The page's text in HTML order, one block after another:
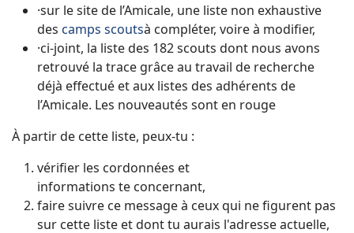
·sur le site de l’Amicale, une liste non exhaustive
des camps scoutsà compléter, voire à modifier,
·ci-joint, la liste des 182 scouts dont nous avons
retrouvé la trace grâce au travail de recherche
déjà effectué et aux listes des adhérents de
l’Amicale. Les nouveautés sont en rouge
À partir de cette liste, peux-tu :
vérifier les cordonnées et
informations te concernant,
faire suivre ce message à ceux qui ne figurent pas
sur cette liste et dont tu aurais l'adresse actuelle,